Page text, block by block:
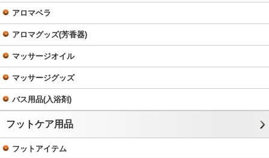
アロマベラ
アロマグッズ(芳香器)
マッサージオイル
マッサージグッズ
バス用品(入浴剤)
フットケア用品
フットアイテム